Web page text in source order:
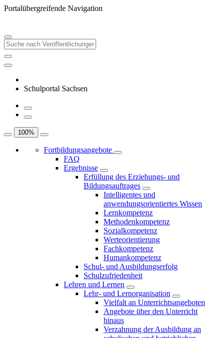
Portalübergreifende Navigation
Schulportal Sachsen
100%
Fortbildungsangebote
FAQ
Ergebnisse
Erfüllung des Erziehungs- und
Bildungsauftrages
Intelligentes und
anwendungsorientiertes Wissen
Lernkompetenz
Methodenkompetenz
Sozialkompetenz
Werteorientierung
Fachkompetenz
Humankompetenz
Schul- und Ausbildungserfolg
Schulzufriedenheit
Lehren und Lernen
Lehr- und Lernorganisation
Vielfalt an Unterrichtsangeboten
Angebote über den Unterricht
hinaus
Verzahnung der Ausbildung an